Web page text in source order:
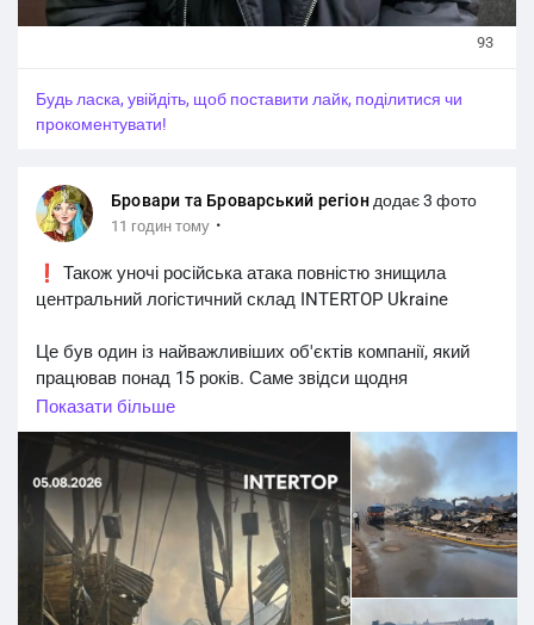
93
Будь ласка, увійдіть, щоб поставити лайк, поділитися чи
прокоментувати!
Бровари та Броварський регіондодає 3 фото
11 годин тому ·
❗️ Також уночі російська атака повністю знищила
центральний логістичний склад INTERTOP Ukraine
Це був один із найважливіших об'єктів компанії, який
працював понад 15 років. Саме звідси щодня
відправляли тисячі посилок покупцям по всій країні.
#Новини_Україна #Новини_news_війна
#Russian_Ukrainian
#Новини
#Новини_news
#Ukrainian_news #жертви_війни
Показати більше